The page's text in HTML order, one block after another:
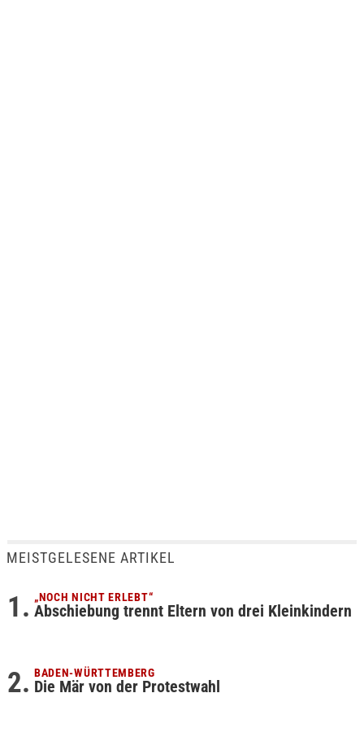
MEISTGELESENE ARTIKEL
„NOCH NICHT ERLEBT“
Abschiebung trennt Eltern von drei Kleinkindern
BADEN-WÜRTTEMBERG
Die Mär von der Protestwahl